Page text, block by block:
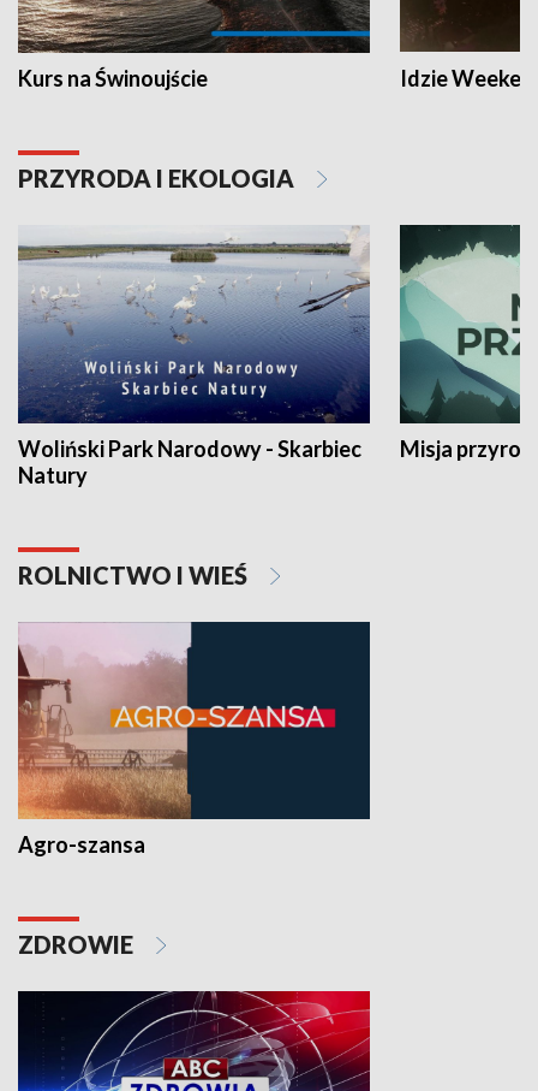
Kurs na Świnoujście Idzie
PRZYRODA I EKOLOGIA
Woliński Park Narodowy - Skarbiec
Natury
Misja
ROLNICTWO I WIEŚ
Agro-szansa
ZDROWIE